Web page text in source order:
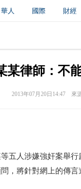
華人 國際 財經
某律師：不
2013年07月20日14:47 來
五人涉嫌強奸案舉
，將針對網上的傳言